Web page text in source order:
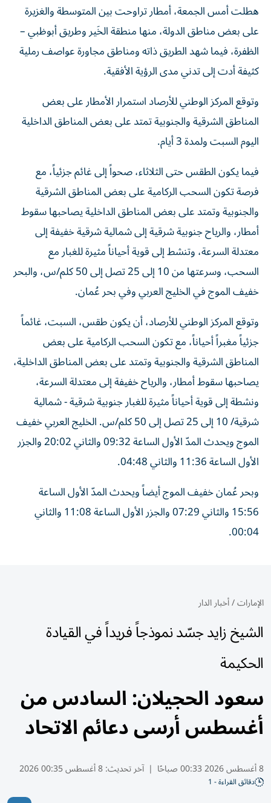
هطلت أمس الجمعة، أمطار تراوحت بين المتوسطة والغزيرة
على بعض مناطق الدولة، منها منطقة الخَير وطريق أبوظبي –
الظفرة، فيما شهد الطريق ذاته ومناطق مجاورة عواصف رملية
كثيفة أدت إلى تدني مدى الرؤية الأفقية.
وتوقع المركز الوطني للأرصاد استمرار الأمطار على بعض
المناطق الشرقية والجنوبية تمتد على بعض المناطق الداخلية
اليوم السبت ولمدة 3 أيام.
فيما يكون الطقس حتى الثلاثاء، صحواً إلى غائم جزئياً، مع
فرصة تكون السحب الركامية على بعض المناطق الشرقية
والجنوبية وتمتد على بعض المناطق الداخلية يصاحبها سقوط
أمطار، والرياح جنوبية شرقية إلى شمالية شرقية خفيفة إلى
معتدلة السرعة، وتنشط إلى قوية أحياناً مثيرة للغبار مع
السحب، وسرعتها من 10 إلى 25 تصل إلى 50 كلم/س، والبحر
خفيف الموج في الخليج العربي وفي بحر عُمان.
وتوقع المركز الوطني للأرصاد، أن يكون طقس، السبت، غائماً
جزئياً مغبراً أحياناً، مع تكون السحب الركامية على بعض
المناطق الشرقية والجنوبية وتمتد على بعض المناطق الداخلية،
يصاحبها سقوط أمطار، والرياح خفيفة إلى معتدلة السرعة،
ونشطة إلى قوية أحياناً مثيرة للغبار جنوبية شرقية - شمالية
شرقية/ 10 إلى 25 تصل إلى 50 كلم/س. الخليج العربي خفيف
الموج ويحدث المدّ الأول الساعة 09:32 والثاني 20:02 والجزر
الأول الساعة 11:36 والثاني 04:48.
وبحر عُمان خفيف الموج أيضاً ويحدث المدّ الأول الساعة
15:56 والثاني 07:29 والجزر الأول الساعة 11:08 والثاني
00:04.
الإمارات/أخبار الدار
الشيخ زايد جسّد نموذجاً فريداً في القيادة
الحكيمة
سعود الحجيلان: السادس من
أغسطس أرسى دعائم الاتحاد
8 أغسطس 2026 00:33 صباحًا | آخر تحديث:8 أغسطس 00:35 2026
دقائق القراءة - 1